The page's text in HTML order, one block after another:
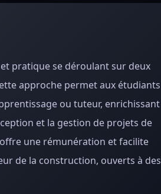
pratique se déroulant sur deux
approche permet aux étudiants
ou tuteur, enrichissant
et la gestion de projets de
une rémunération et facilite
de la construction, ouverts à des